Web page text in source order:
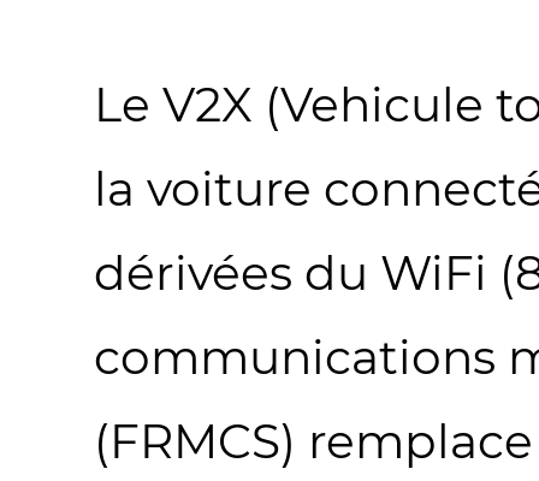
Le V2X (Vehicule
la voiture
dérivées du WiFi
communications
(FRMCS)